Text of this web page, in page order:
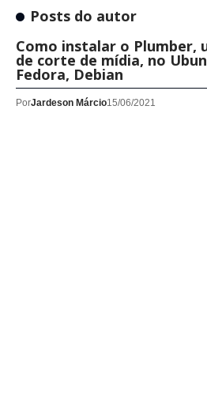
Posts do autor
Como instalar o Plumber,
de corte de mídia, no
Fedora, Debian
PorJardeson Márcio15/06/2021